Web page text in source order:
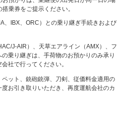
乗券をご提示ください。
、IBX、ORC）との乗り継ぎ手続きおよび
J-AIR）、天草エアライン（AMX）、フ
乗り継ぎは、手荷物のお預かりのみ承り
社で行ってください。
ット、銃砲銃弾、刀剣、従価料金適用の
お引き取りいただき、再度運航会社のカ